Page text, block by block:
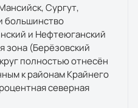
Сургут,
большинство
и Нефтеюганский
зона (Берёзовский
полностью отнесён
к районам Крайнего
северная